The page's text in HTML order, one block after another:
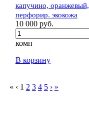
капучино, оранжевый,
перфорир. экокожа
10 000 руб.
комп
В корзину
« ‹ 1 2 3 4 5 › »